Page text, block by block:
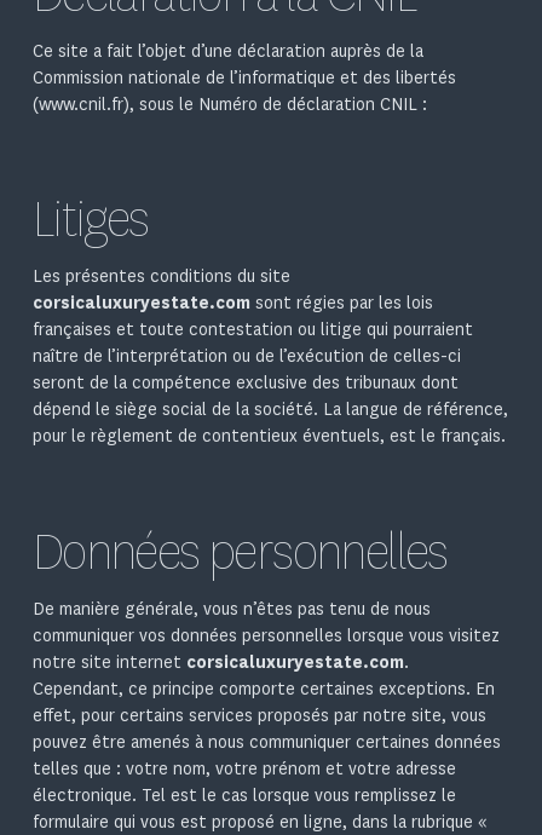
Ce site a fait l’objet d’une déclaration auprès de la
Commission nationale de l’informatique et des libertés
(www.cnil.fr), sous le Numéro de déclaration CNIL :
Litiges
Les présentes conditions du site
corsicaluxuryestate.com sont régies par les lois
françaises et toute contestation ou litige qui pourraient
naître de l’interprétation ou de l’exécution de celles-ci
seront de la compétence exclusive des tribunaux dont
dépend le siège social de la société. La langue de référence,
pour le règlement de contentieux éventuels, est le français.
Données personnelles
De manière générale, vous n’êtes pas tenu de nous
communiquer vos données personnelles lorsque vous visitez
notre site internet corsicaluxuryestate.com.
Cependant, ce principe comporte certaines exceptions. En
effet, pour certains services proposés par notre site, vous
pouvez être amenés à nous communiquer certaines données
telles que : votre nom, votre prénom et votre adresse
électronique. Tel est le cas lorsque vous remplissez le
formulaire qui vous est proposé en ligne, dans la rubrique «